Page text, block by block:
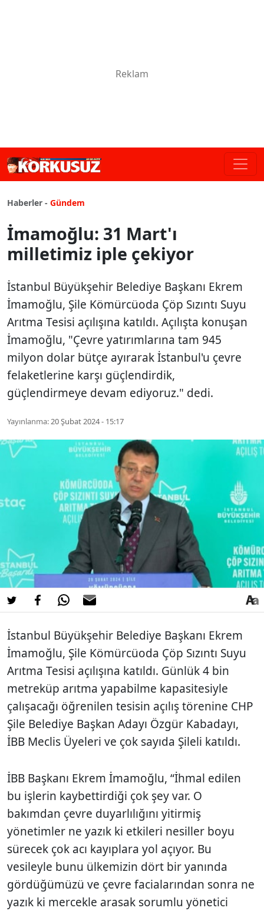
Haberler - Gündem
İmamoğlu: 31 Mart'ı
milletimiz iple çekiyor
İstanbul Büyükşehir Belediye Başkanı Ekrem
İmamoğlu, Şile Kömürcüoda Çöp Sızıntı Suyu
Arıtma Tesisi açılışına katıldı. Açılışta konuşan
İmamoğlu, "Çevre yatırımlarına tam 945
milyon dolar bütçe ayırarak İstanbul'u çevre
felaketlerine karşı güçlendirdik,
güçlendirmeye devam ediyoruz." dedi.
Yayınlanma:20 Şubat 2024 - 15:17
İstanbul Büyükşehir Belediye Başkanı Ekrem
İmamoğlu, Şile Kömürcüoda Çöp Sızıntı Suyu
Arıtma Tesisi açılışına katıldı. Günlük 4 bin
metreküp arıtma yapabilme kapasitesiyle
çalışacağı öğrenilen tesisin açılış törenine CHP
Şile Belediye Başkan Adayı Özgür Kabadayı,
İBB Meclis Üyeleri ve çok sayıda Şileli katıldı.
İBB Başkanı Ekrem İmamoğlu, “İhmal edilen
bu işlerin kaybettirdiği çok şey var. O
bakımdan çevre duyarlılığını yitirmiş
yönetimler ne yazık ki etkileri nesiller boyu
sürecek çok acı kayıplara yol açıyor. Bu
vesileyle bunu ülkemizin dört bir yanında
gördüğümüzü ve çevre facialarından sonra ne
yazık ki mercekle arasak sorumlu yönetici